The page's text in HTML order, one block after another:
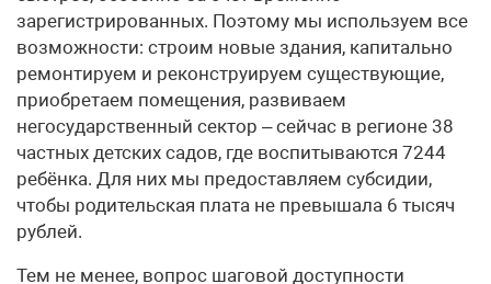
зарегистрированных. Поэтому мы используем все
возможности: строим новые здания, капитально
ремонтируем и реконструируем существующие,
приобретаем помещения, развиваем
негосударственный сектор – сейчас в регионе 38
частных детских садов, где воспитываются 7244
ребёнка. Для них мы предоставляем субсидии,
чтобы родительская плата не превышала 6 тысяч
рублей.
Тем не менее, вопрос шаговой доступности